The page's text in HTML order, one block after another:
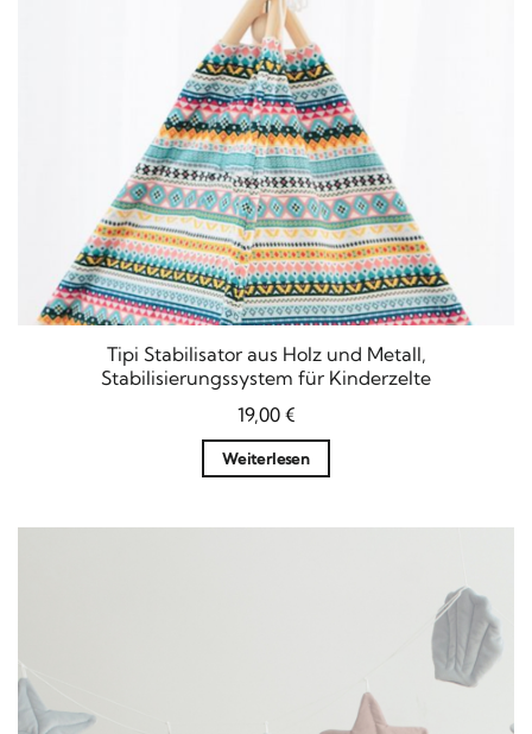
Tipi Stabilisator aus Holz und Metall,
Stabilisierungssystem für Kinderzelte
19,00 €
Weiterlesen